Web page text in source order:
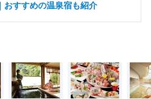
おすすめの温泉宿も紹介